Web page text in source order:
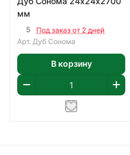
мм
5
Под заказ от 2 дней
Арт. Дуб Сонома
В корзину